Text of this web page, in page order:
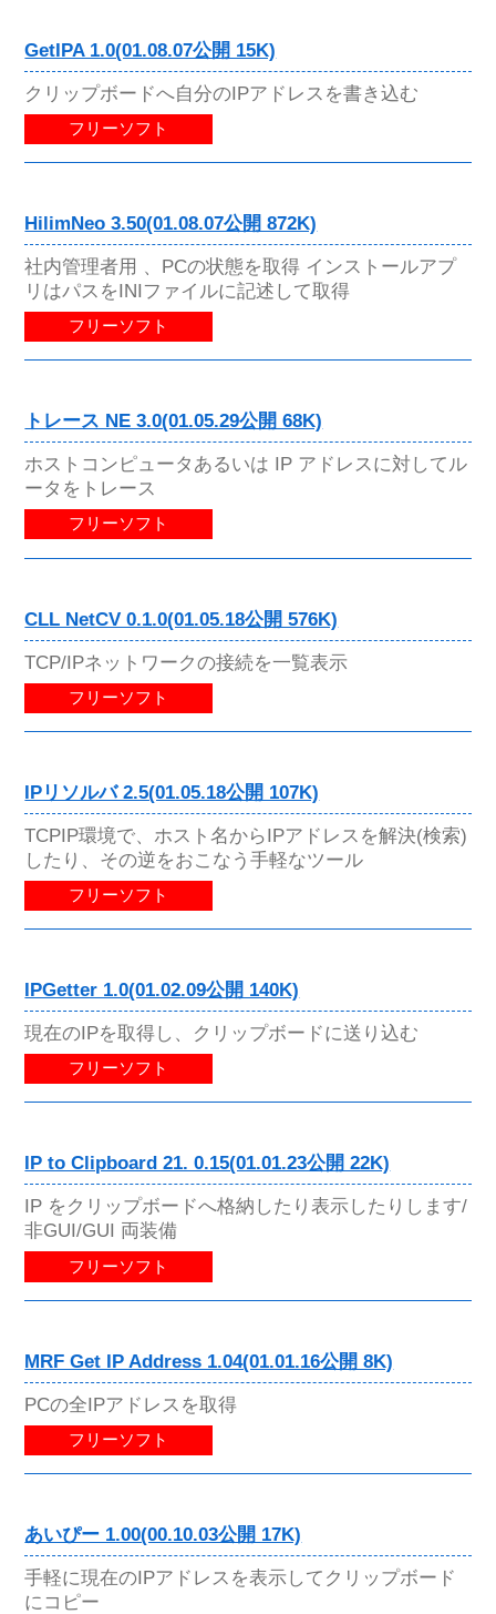
GetIPA 1.0(01.08.07公開 15K)
クリップボードへ自分のIPアドレスを書き込む
フリーソフト
HilimNeo 3.50(01.08.07公開 872K)
社内管理者用 、PCの状態を取得 インストールアプ
リはパスをINIファイルに記述して取得
フリーソフト
トレース NE 3.0(01.05.29公開 68K)
ホストコンピュータあるいは IP アドレスに対してル
ータをトレース
フリーソフト
CLL NetCV 0.1.0(01.05.18公開 576K)
TCP/IPネットワークの接続を一覧表示
フリーソフト
IPリソルバ 2.5(01.05.18公開 107K)
TCPIP環境で、ホスト名からIPアドレスを解決(検索)
したり、その逆をおこなう手軽なツール
フリーソフト
IPGetter 1.0(01.02.09公開 140K)
現在のIPを取得し、クリップボードに送り込む
フリーソフト
IP to Clipboard 21. 0.15(01.01.23公開 22K)
IP をクリップボードへ格納したり表示したりします/
非GUI/GUI 両装備
フリーソフト
MRF Get IP Address 1.04(01.01.16公開 8K)
PCの全IPアドレスを取得
フリーソフト
あいぴー 1.00(00.10.03公開 17K)
手軽に現在のIPアドレスを表示してクリップボード
にコピー